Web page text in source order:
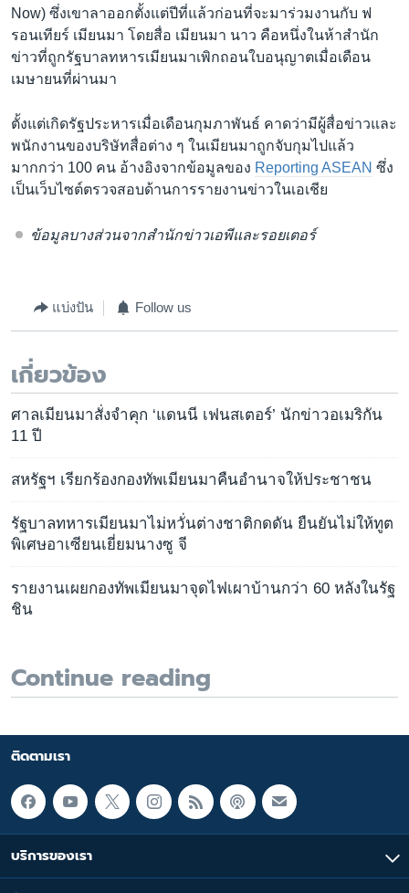
Now) ซึ่งเขาลาออกตั้งแต่ปีที่แล้วก่อนที่จะมาร่วมงานกับ ฟ
รอนเทียร์ เมียนมา โดยสื่อ เมียนมา นาว คือหนึ่งในห้าสำนัก
ข่าวที่ถูกรัฐบาลทหารเมียนมาเพิกถอนใบอนุญาตเมื่อเดือน
เมษายนที่ผ่านมา
ตั้งแต่เกิดรัฐประหารเมื่อเดือนกุมภาพันธ์ คาดว่ามีผู้สื่อข่าวและ
พนักงานของบริษัทสื่อต่าง ๆ ในเมียนมาถูกจับกุมไปแล้ว
มากกว่า 100 คน อ้างอิงจากข้อมูลของ Reporting ASEAN ซึ่ง
เป็นเว็บไซต์ตรวจสอบด้านการรายงานข่าวในเอเชีย
ข้อมูลบางส่วนจากสำนักข่าวเอพีและรอยเตอร์
แบ่งปัน Follow us
เกี่ยวข้อง
ศาลเมียนมาสั่งจำคุก ‘แดนนี เฟนสเตอร์’ นักข่าวอเมริกัน
11 ปี
สหรัฐฯ เรียกร้องกองทัพเมียนมาคืนอำนาจให้ประชาชน
รัฐบาลทหารเมียนมาไม่หวั่นต่างชาติกดดัน ยืนยันไม่ให้ทูต
พิเศษอาเซียนเยี่ยมนางซู จี
รายงานเผยกองทัพเมียนมาจุดไฟเผาบ้านกว่า 60 หลังในรัฐ
ชิน
Continue reading
ติดตามเรา
บริการของเรา